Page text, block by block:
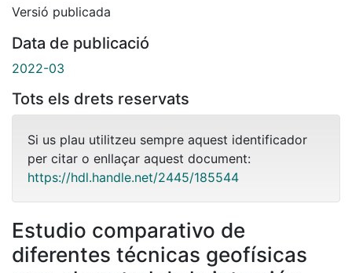
Versió publicada
Data de publicació
2022-03
Tots els drets reservats
Si us plau utilitzeu sempre aquest identificador
per citar o enllaçar aquest document:
https://hdl.handle.net/2445/185544
Estudio comparativo de
diferentes técnicas geofísicas